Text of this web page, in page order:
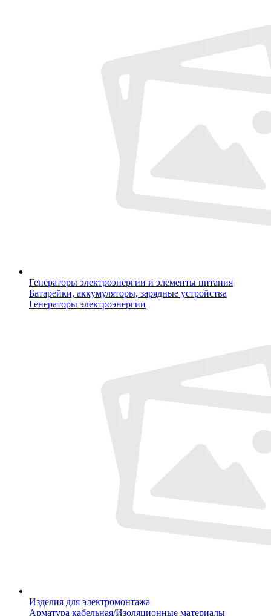
Генераторы электроэнергии и элементы питания
Батарейки, аккумуляторы, зарядные устройства
Генераторы электроэнергии
Изделия для электромонтажа
Арматура кабельная/Изоляционные материалы